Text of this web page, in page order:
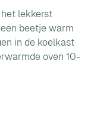
lekkerst
beetje warm
in de koelkast
oven 10-